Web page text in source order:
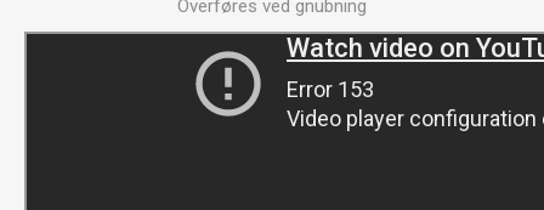
Overføres ved gnubning